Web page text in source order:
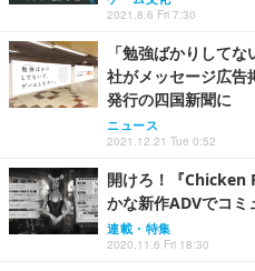
2021.8.6 Fri 7:30
「勉強ばかりして
社がメッセージ広
発行の四国新聞に
ニュース
2021.12.21 Tue 0:52
開けろ！『Chicken
かな新作ADVでコミ
連載・特集
2020.11.6 Fri 18:30